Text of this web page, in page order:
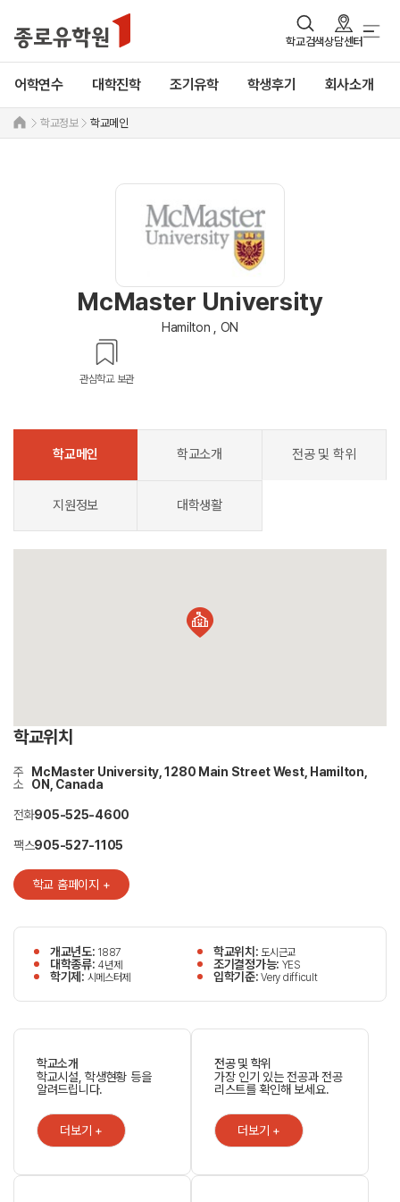
학교검색상담센터
어학연수 대학진학 조기유학 학생후기 회사소개
학교정보 학교메인
McMaster University
Hamilton , ON
관심학교 보관
학교메인 학교소개 전공 및 학위
지원정보 대학생활
학교위치
주
소
McMaster University, 1280 Main Street West, Hamilton,
ON, Canada
전화905-525-4600
팩스905-527-1105
학교 홈페이지 +
개교년도: 1887 학교위치: 도시근교
대학종류: 4년제 조기결정가능: YES
학기제: 시메스터제 입학기준:Very difficult
학교소개
학교시설, 학생현황 등을
알려드립니다.
더보기 +
전공 및 학위
가장 인기 있는 전공과 전공
리스트를 확인해 보세요.
더보기 +